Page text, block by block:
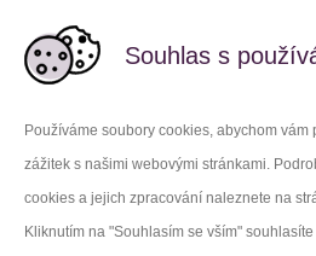
Souhlas s
Používáme soubory cookies, abychom
zážitek s našimi webovými stránkami.
cookies a jejich zpracování naleznete na
Kliknutím na "Souhlasím se vším"
Facebook